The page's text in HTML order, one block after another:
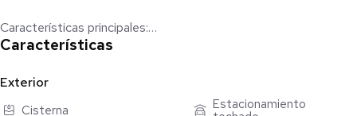
Características principales:
- Superficie 46m2
equipada y recámara
- Iluminación: ventanales de piso a techo con espectacular vista
Características
Exterior
Cisterna
Estacionamiento